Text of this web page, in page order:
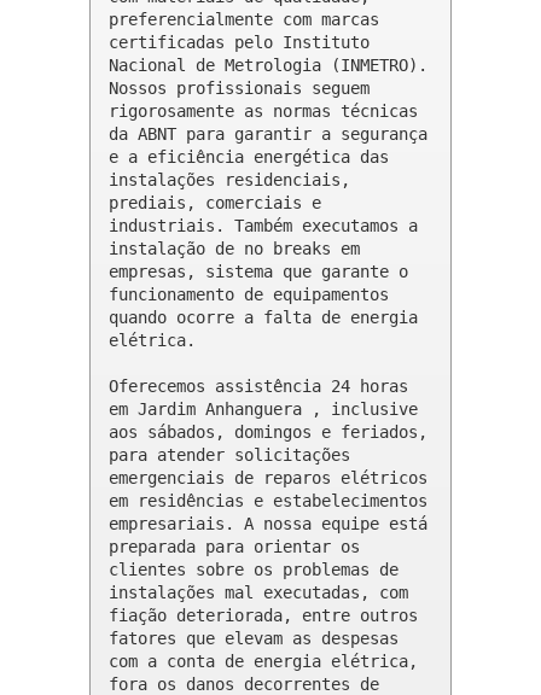
preferencialmente com marcas
certificadas pelo Instituto
Nacional de Metrologia (INMETRO).
Nossos profissionais seguem
rigorosamente as normas técnicas
da ABNT para garantir a segurança
e a eficiência energética das
instalações residenciais,
prediais, comerciais e
industriais. Também executamos a
instalação de no breaks em
empresas, sistema que garante o
funcionamento de equipamentos
quando ocorre a falta de energia
elétrica.
Oferecemos assistência 24 horas
em Jardim Anhanguera , inclusive
aos sábados, domingos e feriados,
para atender solicitações
emergenciais de reparos elétricos
em residências e estabelecimentos
empresariais. A nossa equipe está
preparada para orientar os
clientes sobre os problemas de
instalações mal executadas, com
fiação deteriorada, entre outros
fatores que elevam as despesas
com a conta de energia elétrica,
fora os danos decorrentes de